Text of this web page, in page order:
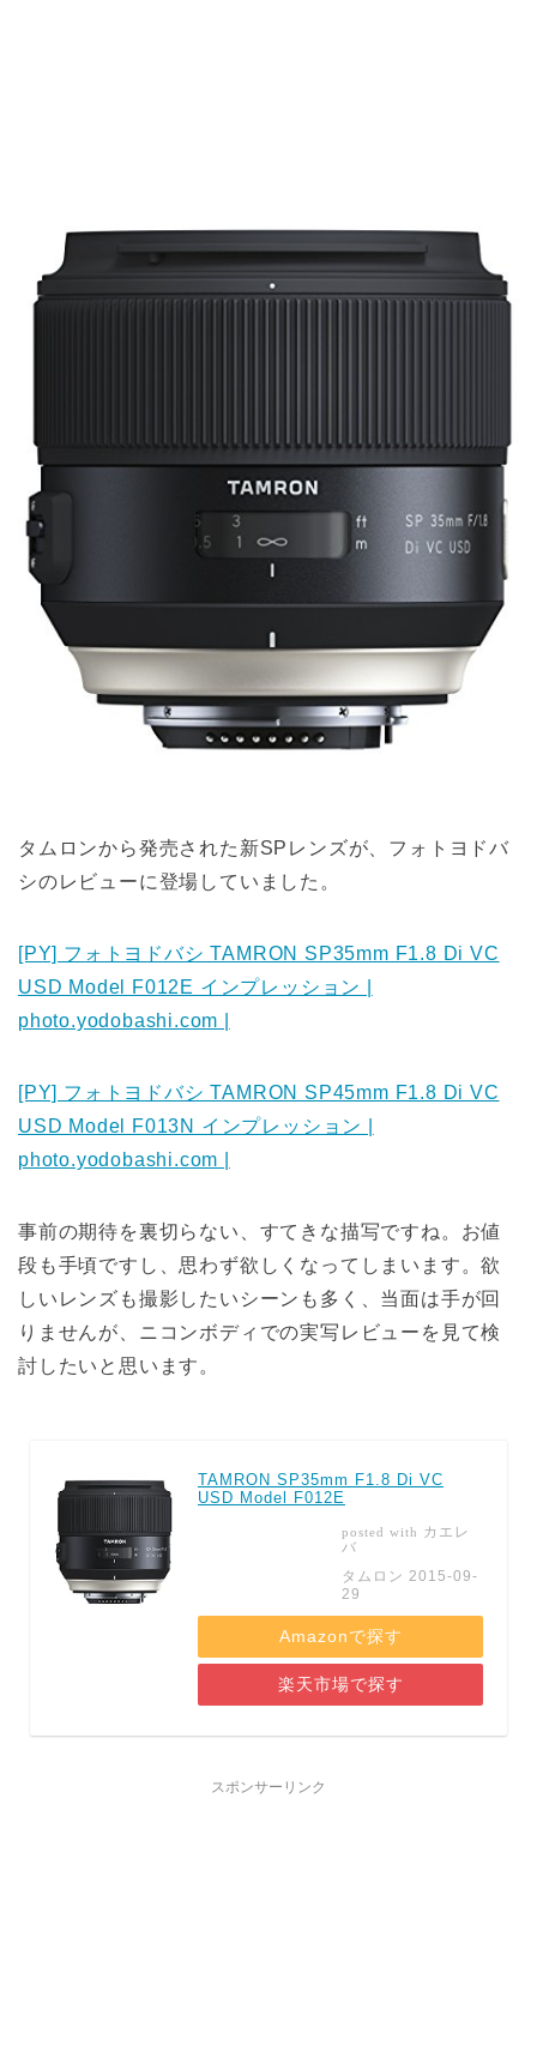
タムロンから発売された新SPレンズが、フォトヨドバ
シのレビューに登場していました。
[PY] フォトヨドバシ TAMRON SP35mm F1.8 Di VC
USD Model F012E インプレッション |
photo.yodobashi.com |
[PY] フォトヨドバシ TAMRON SP45mm F1.8 Di VC
USD Model F013N インプレッション |
photo.yodobashi.com |
事前の期待を裏切らない、すてきな描写ですね。お値
段も手頃ですし、思わず欲しくなってしまいます。欲
しいレンズも撮影したいシーンも多く、当面は手が回
りませんが、ニコンボディでの実写レビューを見て検
討したいと思います。
TAMRON SP35mm F1.8 Di VC
USD Model F012E
posted with カエレ
バ
タムロン 2015-09-
29
Amazonで探す
楽天市場で探す
スポンサーリンク